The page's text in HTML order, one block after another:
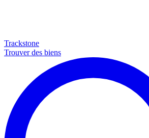
Trackstone
Trouver des biens